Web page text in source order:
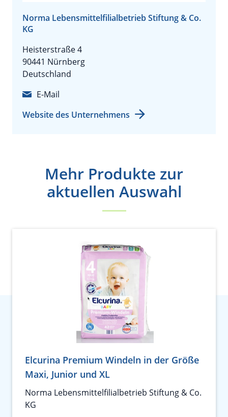
Norma Lebensmittelfilialbetrieb Stiftung & Co.
KG
Heisterstraße 4
90441 Nürnberg
Deutschland
E-Mail
Website des Unternehmens
Mehr Produkte zur
aktuellen Auswahl
Elcurina Premium Windeln in der Größe
Maxi, Junior und XL
Norma Lebensmittelfilialbetrieb Stiftung & Co.
KG